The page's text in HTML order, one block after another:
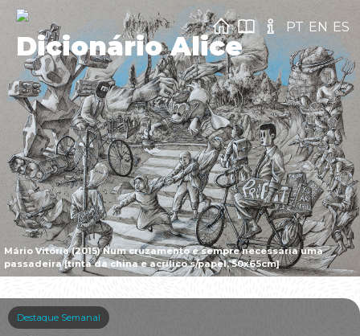
Mário Vitória (2015) Num cruzamento é sempre necessária uma
passadeira [tinta da china e acrílico s/papel, 50x65cm]
Dicionário Alice
PT EN ES
Destaque Semanal